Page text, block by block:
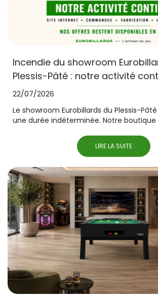
Incendie du showroom
Plessis-Pâté : notre activité
22/07/2026
Le showroom Eurobillards du Plessis-
une durée indéterminée. Notre boutique
LIRE LA SUITE